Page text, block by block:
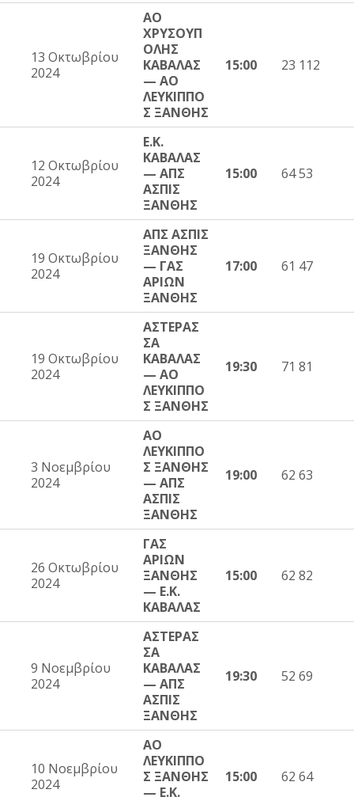
13 Οκτωβρίου
2024
ΑΟ
ΧΡΥΣΟΥΠ
ΟΛΗΣ
ΚΑΒΑΛΑΣ
— ΑΟ
ΛΕΥΚΙΠΠΟ
Σ ΞΑΝΘΗΣ
15:00 23 112
12 Οκτωβρίου
2024
Ε.Κ.
ΚΑΒΑΛΑΣ
— ΑΠΣ
ΑΣΠΙΣ
ΞΑΝΘΗΣ
15:00 64 53
19 Οκτωβρίου
2024
ΑΠΣ ΑΣΠΙΣ
ΞΑΝΘΗΣ
— ΓΑΣ
ΑΡΙΩΝ
ΞΑΝΘΗΣ
17:00 61 47
19 Οκτωβρίου
2024
ΑΣΤΕΡΑΣ
ΣΑ
ΚΑΒΑΛΑΣ
— ΑΟ
ΛΕΥΚΙΠΠΟ
Σ ΞΑΝΘΗΣ
19:30 71 81
3 Νοεμβρίου
2024
ΑΟ
ΛΕΥΚΙΠΠΟ
Σ ΞΑΝΘΗΣ
— ΑΠΣ
ΑΣΠΙΣ
ΞΑΝΘΗΣ
19:00 62 63
26 Οκτωβρίου
2024
ΓΑΣ
ΑΡΙΩΝ
ΞΑΝΘΗΣ
— Ε.Κ.
ΚΑΒΑΛΑΣ
15:00 62 82
9 Νοεμβρίου
2024
ΑΣΤΕΡΑΣ
ΣΑ
ΚΑΒΑΛΑΣ
— ΑΠΣ
ΑΣΠΙΣ
ΞΑΝΘΗΣ
19:30 52 69
10 Νοεμβρίου
2024
ΑΟ
ΛΕΥΚΙΠΠΟ
Σ ΞΑΝΘΗΣ
— Ε.Κ.
15:00 62 64